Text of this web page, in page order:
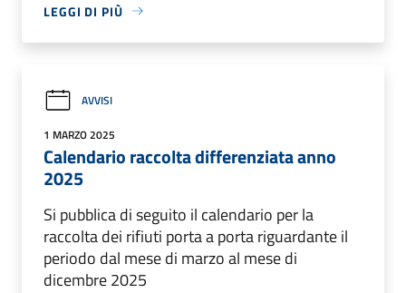
LEGGI DI PIÙ
AVVISI
1 MARZO 2025
Calendario raccolta differenziata anno
2025
Si pubblica di seguito il calendario per la
raccolta dei rifiuti porta a porta riguardante il
periodo dal mese di marzo al mese di
dicembre 2025